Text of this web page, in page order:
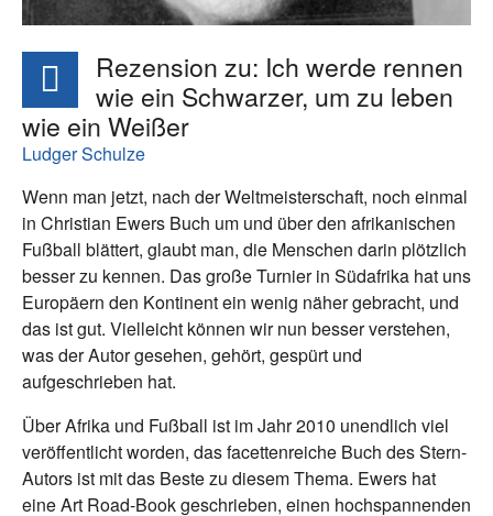
Rezension zu: Ich werde rennen
wie ein Schwarzer, um zu leben
wie ein Weißer
Ludger Schulze
Wenn man jetzt, nach der Weltmeisterschaft, noch einmal
in Christian Ewers Buch um und über den afrikanischen
Fußball blättert, glaubt man, die Menschen darin plötzlich
besser zu kennen. Das große Turnier in Südafrika hat uns
Europäern den Kontinent ein wenig näher gebracht, und
das ist gut. Vielleicht können wir nun besser verstehen,
was der Autor gesehen, gehört, gespürt und
aufgeschrieben hat.
Über Afrika und Fußball ist im Jahr 2010 unendlich viel
veröffentlicht worden, das facettenreiche Buch des Stern-
Autors ist mit das Beste zu diesem Thema. Ewers hat
eine Art Road-Book geschrieben, einen hochspannenden